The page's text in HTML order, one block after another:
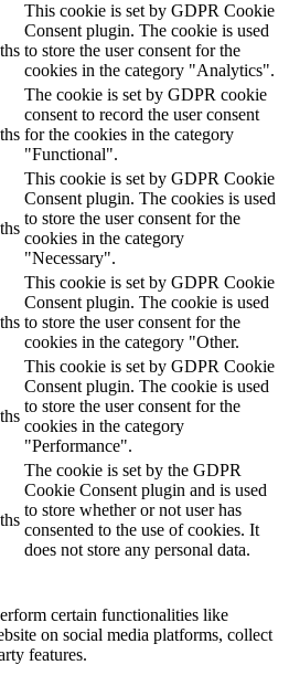
This cookie is set by GDPR Cookie
Consent plugin. The cookie is used
to store the user consent for the
cookies in the category "Analytics".
The cookie is set by GDPR cookie
consent to record the user consent
for the cookies in the category
"Functional".
This cookie is set by GDPR Cookie
Consent plugin. The cookies is used
to store the user consent for the
cookies in the category
"Necessary".
This cookie is set by GDPR Cookie
Consent plugin. The cookie is used
to store the user consent for the
cookies in the category "Other.
This cookie is set by GDPR Cookie
Consent plugin. The cookie is used
to store the user consent for the
cookies in the category
"Performance".
The cookie is set by the GDPR
Cookie Consent plugin and is used
to store whether or not user has
consented to the use of cookies. It
does not store any personal data.
certain functionalities like
on social media platforms, collect
features.